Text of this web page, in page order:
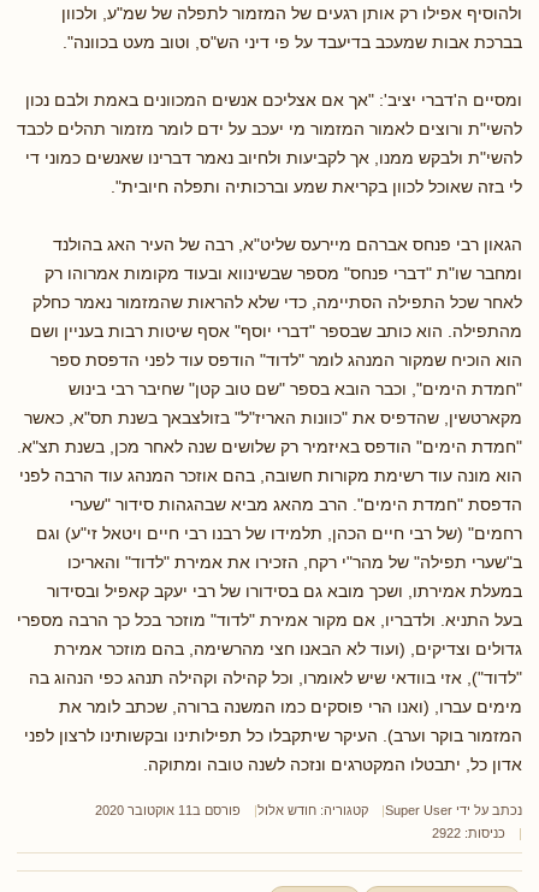
ולהוסיף אפילו רק אותן רגעים של המזמור לתפלה של שמ"ע, ולכוון
בברכת אבות שמעכב בדיעבד על פי דיני הש"ס, וטוב מעט בכוונה".
ומסיים ה'דברי יציב': "אך אם אצליכם אנשים המכוונים באמת ולבם נכון
להשי"ת ורוצים לאמור המזמור מי יעכב על ידם לומר מזמור תהלים לכבד
להשי"ת ולבקש ממנו, אך לקביעות ולחיוב נאמר דברינו שאנשים כמוני די
לי בזה שאוכל לכוון בקריאת שמע וברכותיה ותפלה חיובית".
הגאון רבי פנחס אברהם מיירעס שליט"א, רבה של העיר האג בהולנד
ומחבר שו"ת "דברי פנחס" מספר שבשינווא ובעוד מקומות אמרוהו רק
לאחר שכל התפילה הסתיימה, כדי שלא להראות שהמזמור נאמר כחלק
מהתפילה. הוא כותב שבספר "דברי יוסף" אסף שיטות רבות בעניין ושם
הוא הוכיח שמקור המנהג לומר "לדוד" הודפס עוד לפני הדפסת ספר
"חמדת הימים", וכבר הובא בספר "שם טוב קטן" שחיבר רבי בינוש
מקארטשין, שהדפיס את "כוונות האריז"ל" בזולצבאך בשנת תס"א, כאשר
"חמדת הימים" הודפס באיזמיר רק שלושים שנה לאחר מכן, בשנת תצ"א.
הוא מונה עוד רשימת מקורות חשובה, בהם אוזכר המנהג עוד הרבה לפני
הדפסת "חמדת הימים". הרב מהאג מביא שבהגהות סידור "שערי
רחמים" (של רבי חיים הכהן, תלמידו של רבנו רבי חיים ויטאל זי"ע) וגם
ב"שערי תפילה" של מהר"י רקח, הזכירו את אמירת "לדוד" והאריכו
במעלת אמירתו, ושכך מובא גם בסידורו של רבי יעקב קאפיל ובסידור
בעל התניא. ולדבריו, אם מקור אמירת "לדוד" מוזכר בכל כך הרבה מספרי
גדולים וצדיקים, (ועוד לא הבאנו חצי מהרשימה, בהם מוזכר אמירת
"לדוד"), אזי בוודאי שיש לאומרו, וכל קהילה וקהילה תנהג כפי הנהוג בה
מימים עברו, (ואנו הרי פוסקים כמו המשנה ברורה, שכתב לומר את
המזמור בוקר וערב). העיקר שיתקבלו כל תפילותינו ובקשותינו לרצון לפני
אדון כל, יתבטלו המקטרגים ונזכה לשנה טובה ומתוקה.
נכתב על ידי Super User קטגוריה: חודש אלול
פורסם ב11 אוקטובר 2020
כניסות: 2922